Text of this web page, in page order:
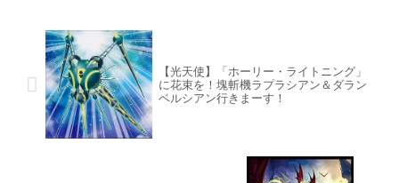
【光天使】「ホーリー・ライトニング」
に花束を！塊斬機ラプラシアン＆ダラン
ベルシアン行きまーす！